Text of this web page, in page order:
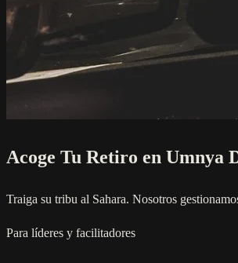
Acoge Tu Retiro en Umnya
Traiga su tribu al Sahara. Nosotros
Para líderes y facilitadores